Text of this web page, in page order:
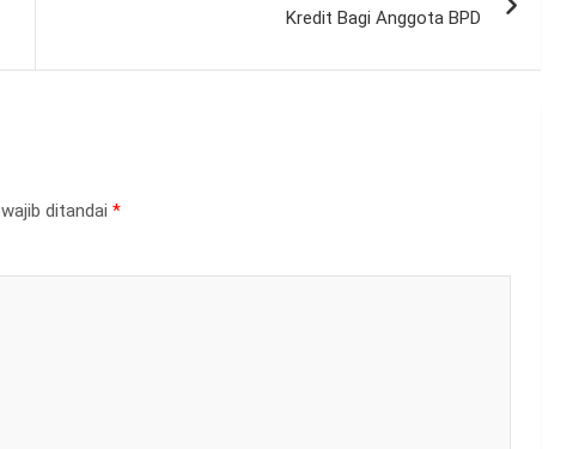
Kredit Bagi Anggota BPD
ditandai *